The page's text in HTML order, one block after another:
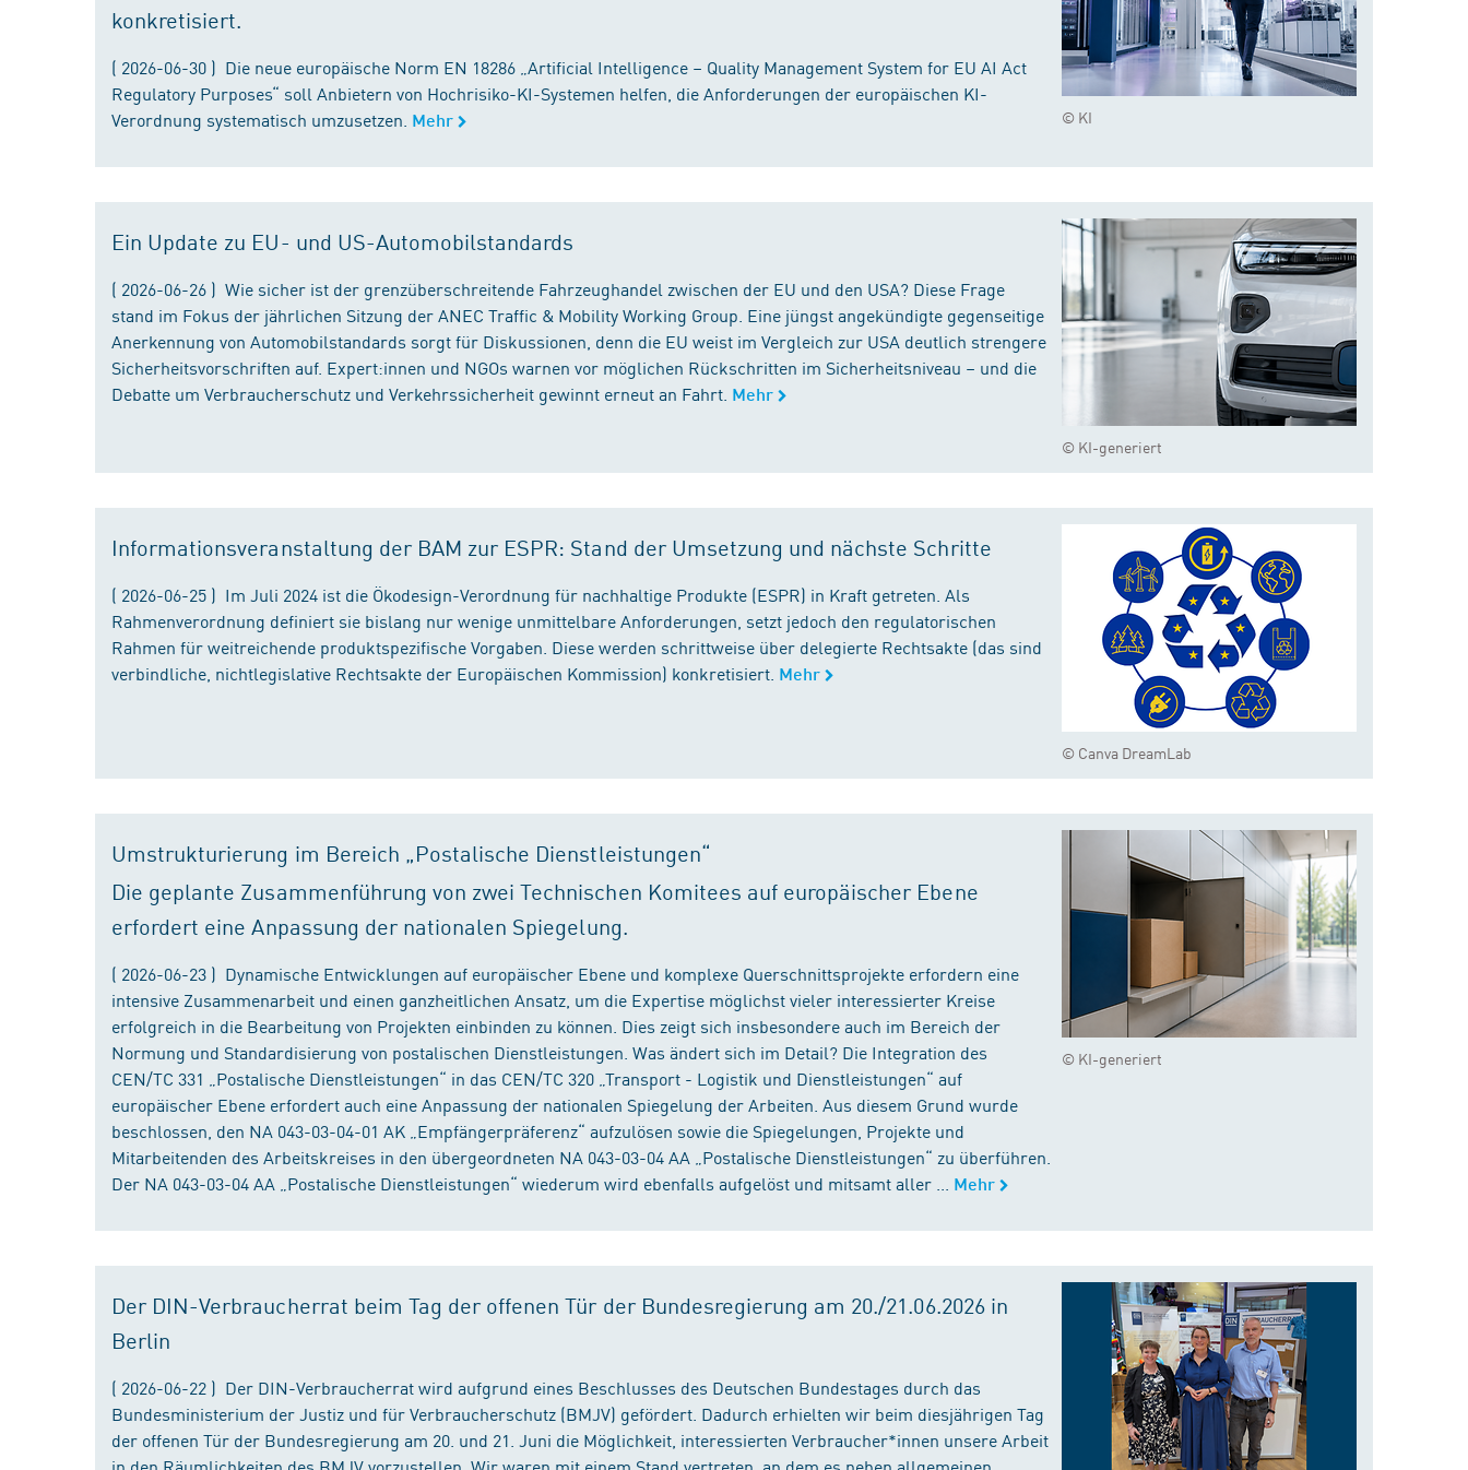
© KI
konkretisiert.
( 2026-06-30 ) Die neue europäische Norm EN 18286 „Artificial Intelligence – Quality Management System for EU AI Act
Regulatory Purposes“ soll Anbietern von Hochrisiko-KI-Systemen helfen, die Anforderungen der europäischen KI-
Verordnung systematisch umzusetzen. Mehr
© KI-generiert
Ein Update zu EU- und US-Automobilstandards
( 2026-06-26 ) Wie sicher ist der grenzüberschreitende Fahrzeughandel zwischen der EU und den USA? Diese Frage
stand im Fokus der jährlichen Sitzung der ANEC Traffic & Mobility Working Group. Eine jüngst angekündigte gegenseitige
Anerkennung von Automobilstandards sorgt für Diskussionen, denn die EU weist im Vergleich zur USA deutlich strengere
Sicherheitsvorschriften auf. Expert:innen und NGOs warnen vor möglichen Rückschritten im Sicherheitsniveau – und die
Debatte um Verbraucherschutz und Verkehrssicherheit gewinnt erneut an Fahrt. Mehr
© Canva DreamLab
Informationsveranstaltung der BAM zur ESPR: Stand der Umsetzung und nächste Schritte
( 2026-06-25 ) Im Juli 2024 ist die Ökodesign-Verordnung für nachhaltige Produkte (ESPR) in Kraft getreten. Als
Rahmenverordnung definiert sie bislang nur wenige unmittelbare Anforderungen, setzt jedoch den regulatorischen
Rahmen für weitreichende produktspezifische Vorgaben. Diese werden schrittweise über delegierte Rechtsakte (das sind
verbindliche, nichtlegislative Rechtsakte der Europäischen Kommission) konkretisiert. Mehr
© KI-generiert
Umstrukturierung im Bereich „Postalische Dienstleistungen“
Die geplante Zusammenführung von zwei Technischen Komitees auf europäischer Ebene
erfordert eine Anpassung der nationalen Spiegelung.
( 2026-06-23 ) Dynamische Entwicklungen auf europäischer Ebene und komplexe Querschnittsprojekte erfordern eine
intensive Zusammenarbeit und einen ganzheitlichen Ansatz, um die Expertise möglichst vieler interessierter Kreise
erfolgreich in die Bearbeitung von Projekten einbinden zu können. Dies zeigt sich insbesondere auch im Bereich der
Normung und Standardisierung von postalischen Dienstleistungen. Was ändert sich im Detail? Die Integration des
CEN/TC 331 „Postalische Dienstleistungen“ in das CEN/TC 320 „Transport - Logistik und Dienstleistungen“ auf
europäischer Ebene erfordert auch eine Anpassung der nationalen Spiegelung der Arbeiten. Aus diesem Grund wurde
beschlossen, den NA 043-03-04-01 AK „Empfängerpräferenz“ aufzulösen sowie die Spiegelungen, Projekte und
Mitarbeitenden des Arbeitskreises in den übergeordneten NA 043-03-04 AA „Postalische Dienstleistungen“ zu überführen.
Der NA 043-03-04 AA „Postalische Dienstleistungen“ wiederum wird ebenfalls aufgelöst und mitsamt aller ...
Mehr
Der DIN-Verbraucherrat beim Tag der offenen Tür der Bundesregierung am 20./21.06.2026 in
Berlin
( 2026-06-22 ) Der DIN-Verbraucherrat wird aufgrund eines Beschlusses des Deutschen Bundestages durch das
Bundesministerium der Justiz und für Verbraucherschutz (BMJV) gefördert. Dadurch erhielten wir beim diesjährigen Tag
der offenen Tür der Bundesregierung am 20. und 21. Juni die Möglichkeit, interessierten Verbraucher*innen unsere Arbeit